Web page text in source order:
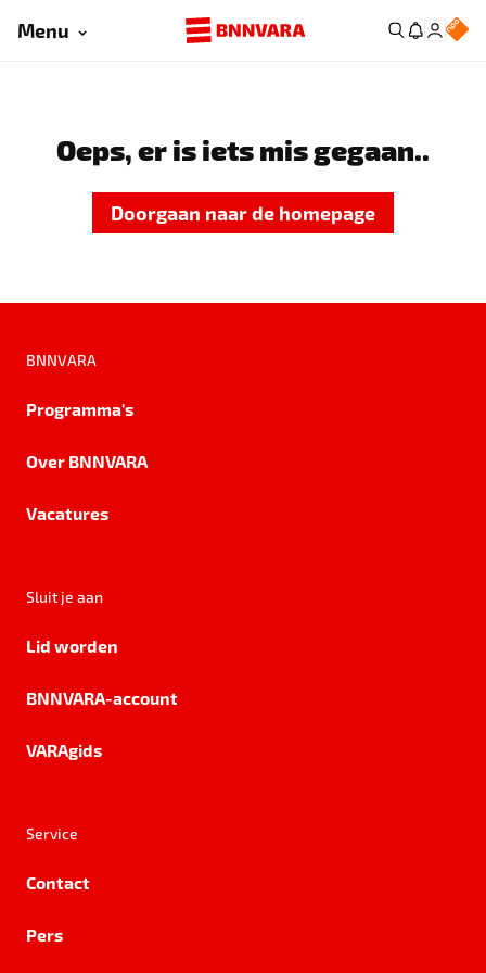
Menu
Oeps, er is iets mis gegaan..
Doorgaan naar de homepage
BNNVARA
Programma's
Over BNNVARA
Vacatures
Sluit je aan
Lid worden
BNNVARA-account
VARAgids
Service
Contact
Pers